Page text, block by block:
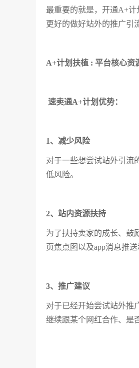
最重要的就是，开通A+
更好的做好站外的推广引
A+计划扶植 : 平台核心资
速卖通A+计划优势：
1、减少风险
对于一些想尝试站外引流
低风险。
2、站内资源扶持
为了扶持卖家的成长、鼓
页焦点图以及app消息推
3、推广建议
对于已经开始尝试站外推
继续跟某个网红合作、是